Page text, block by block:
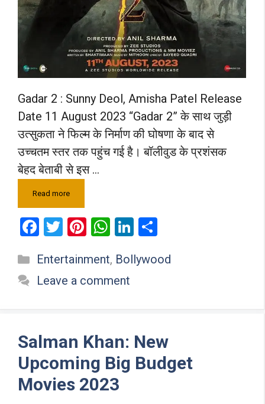
Gadar 2 : Sunny Deol, Amisha Patel Release
Date 11 August 2023 “Gadar 2” के साथ जुड़ी
उत्सुकता ने फिल्म के निर्माण की घोषणा के बाद से
उच्चतम स्तर तक पहुंच गई है। बॉलीवुड के प्रशंसक
बेहद बेताबी से इस …
Read more
F
ce
b
k
T
tt
er
Pi
er
es
W
at
s
p
Li
ke ar
Categories
Entertainment, Bollywood
Leave a comment
Salman Khan: New
Upcoming Big Budget
Movies 2023